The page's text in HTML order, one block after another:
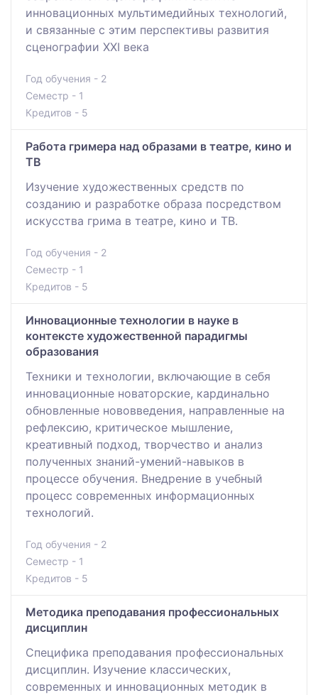
инновационных мультимедийных технологий,
и связанные с этим перспективы развития
сценографии XXI века
Год обучения - 2
Семестр - 1
Кредитов - 5
Работа гримера над образами в театре, кино и
ТВ
Изучение художественных средств по
созданию и разработке образа посредством
искусства грима в театре, кино и ТВ.
Год обучения - 2
Семестр - 1
Кредитов - 5
Инновационные технологии в науке в
контексте художественной парадигмы
образования
Техники и технологии, включающие в себя
инновационные новаторские, кардинально
обновленные нововведения, направленные на
рефлексию, критическое мышление,
креативный подход, творчество и анализ
полученных знаний-умений-навыков в
процессе обучения. Внедрение в учебный
процесс современных информационных
технологий.
Год обучения - 2
Семестр - 1
Кредитов - 5
Методика преподавания профессиональных
дисциплин
Специфика преподавания профессиональных
дисциплин. Изучение классических,
современных и инновационных методик в